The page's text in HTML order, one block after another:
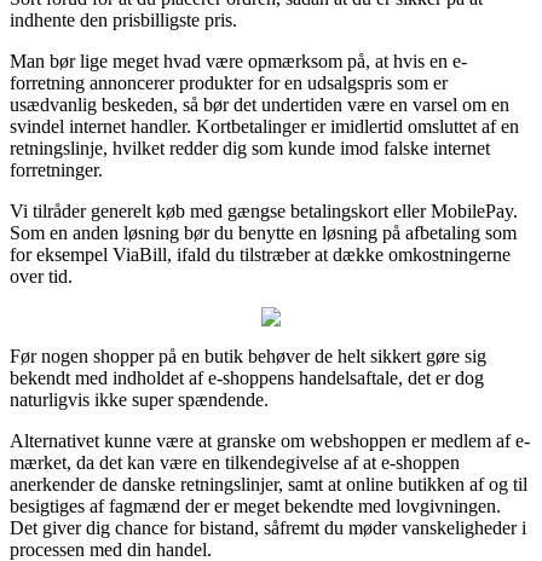
indhente den prisbilligste pris.
Man bør lige meget hvad være opmærksom på, at hvis en e-
forretning annoncerer produkter for en udsalgspris som er
usædvanlig beskeden, så bør det undertiden være en varsel om en
svindel internet handler. Kortbetalinger er imidlertid omsluttet af en
retningslinje, hvilket redder dig som kunde imod falske internet
forretninger.
Vi tilråder generelt køb med gængse betalingskort eller MobilePay.
Som en anden løsning bør du benytte en løsning på afbetaling som
for eksempel ViaBill, ifald du tilstræber at dække omkostningerne
over tid.
Før nogen shopper på en butik behøver de helt sikkert gøre sig
bekendt med indholdet af e-shoppens handelsaftale, det er dog
naturligvis ikke super spændende.
Alternativet kunne være at granske om webshoppen er medlem af e-
mærket, da det kan være en tilkendegivelse af at e-shoppen
anerkender de danske retningslinjer, samt at online butikken af og til
besigtiges af fagmænd der er meget bekendte med lovgivningen.
Det giver dig chance for bistand, såfremt du møder vanskeligheder i
processen med din handel.